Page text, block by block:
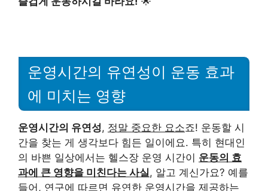
운영시간의 유연성이 운동 효과
에 미치는 영향
운영시간의 유연성, 정말 중요한 요소죠! 운동할 시
간을 찾는 게 생각보다 힘든 일이에요. 특히 현대인
의 바쁜 일상에서는 헬스장 운영 시간이 운동의 효
과에 큰 영향을 미친다는 사실, 알고 계신가요? 예를
들어, 연구에 따르면 유연한 운영시간을 제공하는